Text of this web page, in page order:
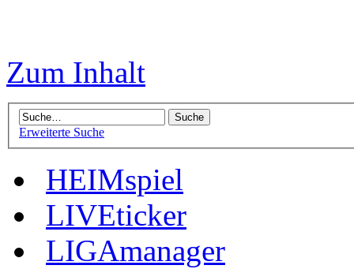
Zum Inhalt
Erweiterte Suche
HEIMspiel
LIVEticker
LIGAmanager